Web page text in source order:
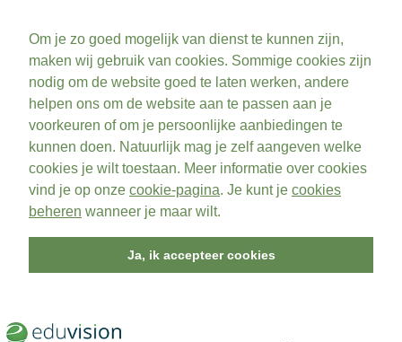
Om je zo goed mogelijk van dienst te kunnen zijn,
maken wij gebruik van cookies. Sommige cookies zijn
nodig om de website goed te laten werken, andere
helpen ons om de website aan te passen aan je
voorkeuren of om je persoonlijke aanbiedingen te
kunnen doen. Natuurlijk mag je zelf aangeven welke
cookies je wilt toestaan. Meer informatie over cookies
vind je op onze cookie-pagina. Je kunt je cookies
beheren wanneer je maar wilt.
Ja, ik accepteer cookies